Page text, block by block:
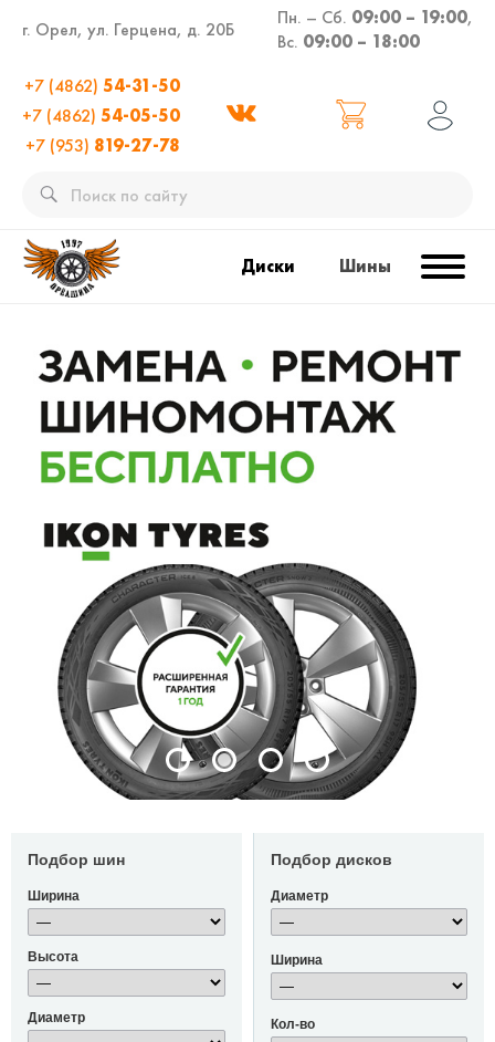
г. Орел, ул. Герцена, д. 20Б
Пн. – Сб. 09:00 – 19:00,
Вс. 09:00 – 18:00
+7 (4862) 54-31-50
+7 (4862) 54-05-50
+7 (953) 819-27-78
Диски Шины
Подбор шин
Ширина
Высота
Диаметр
Подбор дисков
Диаметр
Ширина
Кол-во